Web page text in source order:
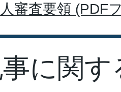
審査要領 (PDF
に関